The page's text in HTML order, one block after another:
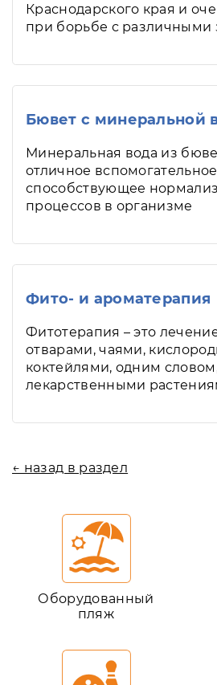
Краснодарского края и
при борьбе с различными
Бювет с минеральной
Минеральная вода из
отличное
способствующее
процессов в организме
Фито- и ароматерапия
Фитотерапия – это
отварами, чаями,
коктейлями, одним
лекарственными
← назад в раздел
Оборудованный
пляж